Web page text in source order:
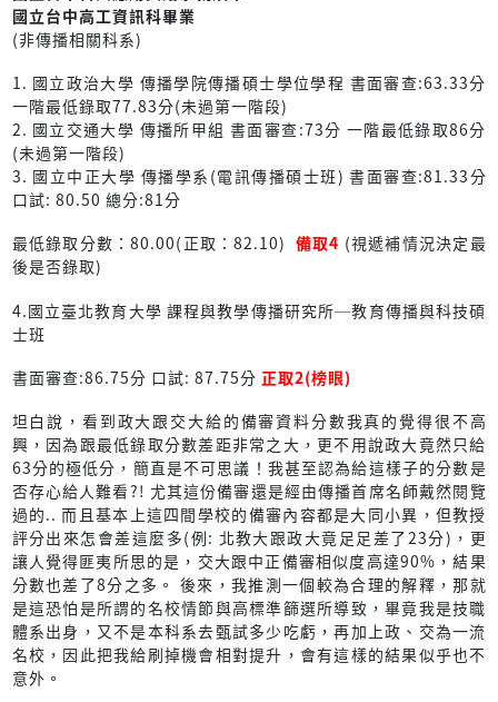
國立台中高工資訊科畢業
(非傳播相關科系)
1. 國立政治大學 傳播學院傳播碩士學位學程 書面審查:63.33分
一階最低錄取77.83分(未過第一階段)
2. 國立交通大學 傳播所甲組 書面審查:73分 一階最低錄取86分
(未過第一階段)
3. 國立中正大學 傳播學系(電訊傳播碩士班) 書面審查:81.33分
口試: 80.50 總分:81分
最低錄取分數：80.00(正取：82.10) 備取4 (視遞補情況決定最
後是否錄取)
4.國立臺北教育大學 課程與教學傳播研究所─教育傳播與科技碩
士班
書面審查:86.75分 口試: 87.75分 正取2(榜眼)
坦白說，看到政大跟交大給的備審資料分數我真的覺得很不高
興，因為跟最低錄取分數差距非常之大，更不用說政大竟然只給
63分的極低分，簡直是不可思議！我甚至認為給這樣子的分數是
否存心給人難看?! 尤其這份備審還是經由傳播首席名師戴然閱覽
過的.. 而且基本上這四間學校的備審內容都是大同小異，但教授
評分出來怎會差這麼多(例: 北教大跟政大竟足足差了23分)，更
讓人覺得匪夷所思的是，交大跟中正備審相似度高達90%，結果
分數也差了8分之多。 後來，我推測一個較為合理的解釋，那就
是這恐怕是所謂的名校情節與高標準篩選所導致，畢竟我是技職
體系出身，又不是本科系去甄試多少吃虧，再加上政、交為一流
名校，因此把我給刷掉機會相對提升，會有這樣的結果似乎也不
意外。